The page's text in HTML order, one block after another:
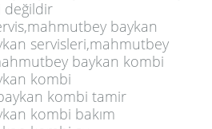
değildir
baykan
servisleri,mahmutbey
baykan kombi
kombi
kombi tamir
kombi bakım